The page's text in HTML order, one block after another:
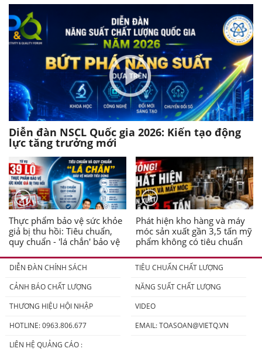
Diễn đàn NSCL Quốc gia 2026: Kiến tạo động
lực tăng trưởng mới
Thực phẩm bảo vệ sức khỏe
giả bị thu hồi: Tiêu chuẩn,
quy chuẩn - 'lá chắn' bảo vệ
Phát hiện kho hàng và máy
móc sản xuất gần 3,5 tấn mỹ
phẩm không có tiêu chuẩn
DIỄN ĐÀN CHÍNH SÁCH
TIÊU CHUẨN CHẤT LƯỢNG
CẢNH BÁO CHẤT LƯỢNG
NĂNG SUẤT CHẤT LƯỢNG
THƯƠNG HIỆU HỘI NHẬP
VIDEO
HOTLINE: 0963.806.677
EMAIL:TOASOAN@VIETQ.VN
LIÊN HỆ QUẢNG CÁO :